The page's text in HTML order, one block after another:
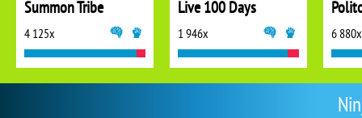
Summon Tribe
4 125x
Live 100 Days
1 946x 6 880x